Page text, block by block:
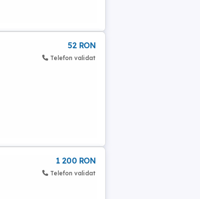
52 RON
Telefon validat
1 200 RON
Telefon validat